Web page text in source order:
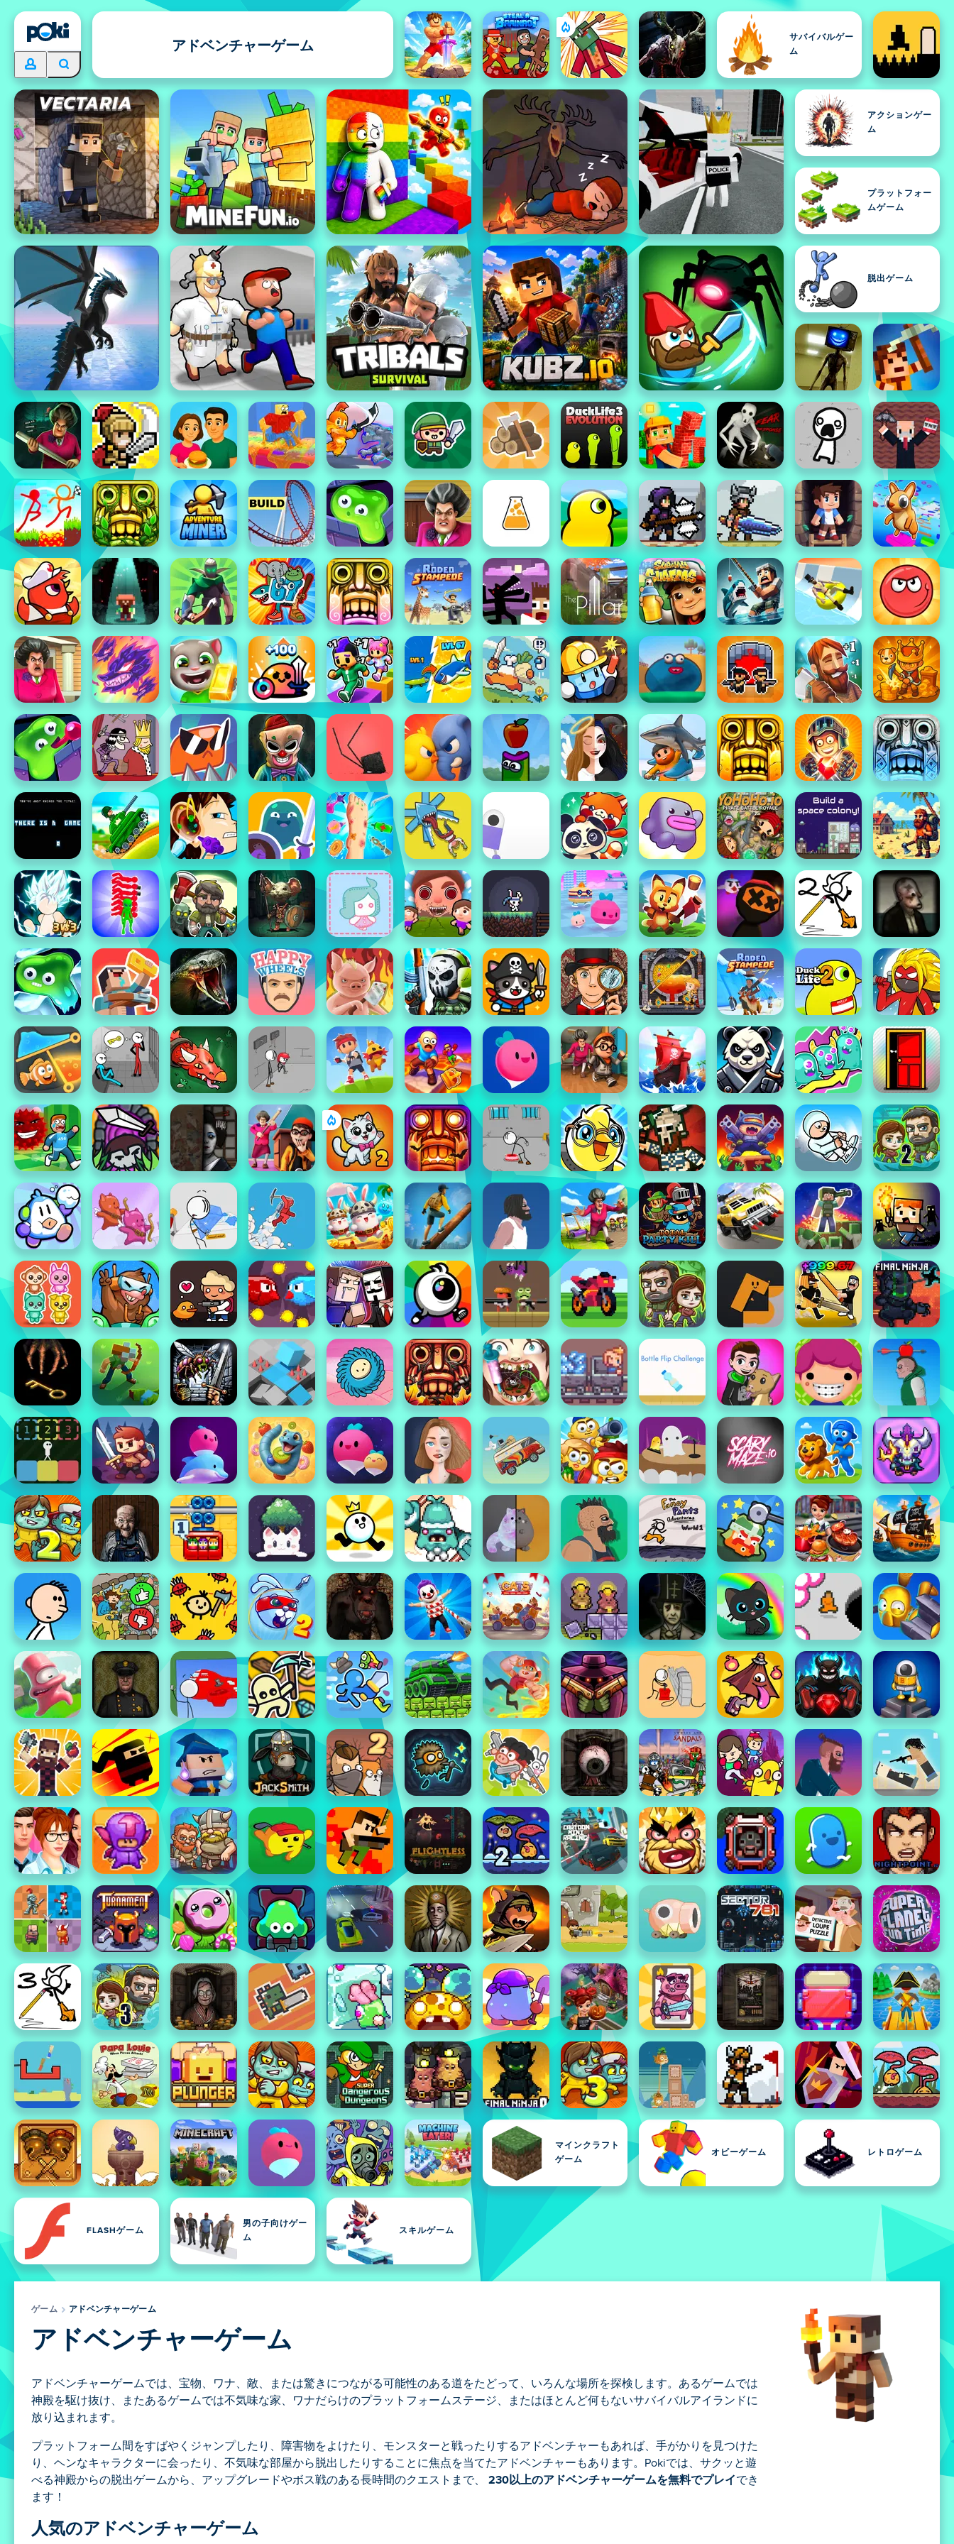
アドベンチャーゲーム
サバイバルゲー
ム
アクションゲー
ム
プラットフォー
ムゲーム
脱出ゲーム
マインクラフト
ゲーム
オビーゲーム レトロゲーム
FLASHゲーム
男の子向けゲー
ム
スキルゲーム
ゲーム アドベンチャーゲーム
アドベンチャーゲーム
アドベンチャーゲームでは、宝物、ワナ、敵、または驚きにつながる可能性のある道をたどって、いろんな場所を探検します。あるゲームでは
神殿を駆け抜け、またあるゲームでは不気味な家、ワナだらけのプラットフォームステージ、またはほとんど何もないサバイバルアイランドに
放り込まれます。
プラットフォーム間をすばやくジャンプしたり、障害物をよけたり、モンスターと戦ったりするアドベンチャーもあれば、手がかりを見つけた
り、ヘンなキャラクターに会ったり、不気味な部屋から脱出したりすることに焦点を当てたアドベンチャーもあります。Pokiでは、サクッと遊
べる神殿からの脱出ゲームから、アップグレードやボス戦のある長時間のクエストまで、 230以上のアドベンチャーゲームを無料でプレイでき
ます！
人気のアドベンチャーゲーム